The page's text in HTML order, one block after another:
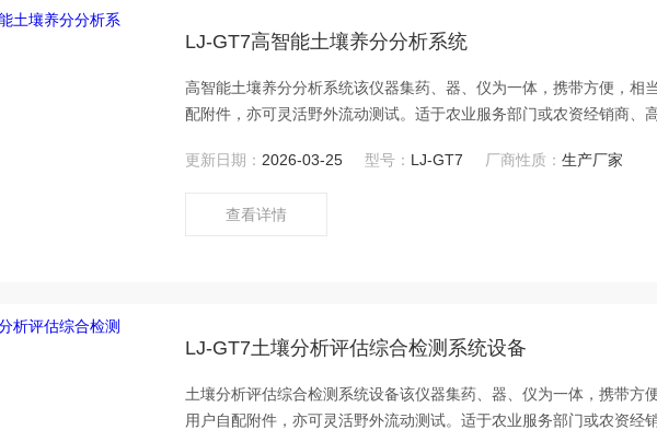
LJ-GT7高智能土壤养分分析系统
高智能土壤养分分析系统该仪器集药、器、仪为一体，携带方便，相
配附件，亦可灵活野外流动测试。适于农业服务部门或农资经销商、
更新日期： 2026-03-25 型号： LJ-GT7 厂商性质：生产厂家
查看详情
LJ-GT7土壤分析评估综合检测系统设备
土壤分析评估综合检测系统设备该仪器集药、器、仪为一体，携带方
用户自配附件，亦可灵活野外流动测试。适于农业服务部门或农资经